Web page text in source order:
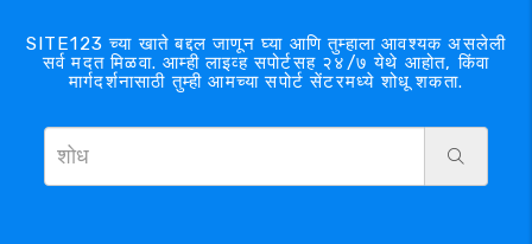
SITE123 च्या खाते बद्दल जाणून घ्या आणि तुम्हाला आवश्यक असलेली
सर्व मदत मिळवा. आम्ही लाइव्ह सपोर्टसह २४/७ येथे आहोत, किंवा
मार्गदर्शनासाठी तुम्ही आमच्या सपोर्ट सेंटरमध्ये शोधू शकता.